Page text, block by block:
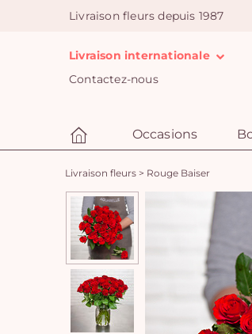
Livraison fleurs depuis 1987
Livraison internationale
Contactez-nous
Occasions
Livraison fleurs > Rouge Baiser